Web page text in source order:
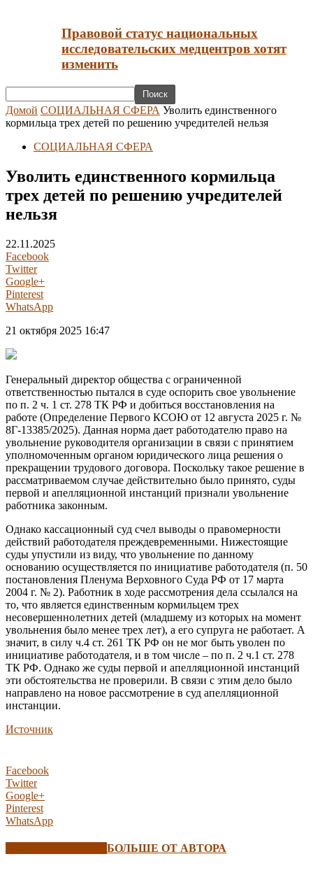
Правовой статус национальных
исследовательских медцентров хотят
изменить
Домой СОЦИАЛЬНАЯ СФЕРА Уволить единственного
кормильца трех детей по решению учредителей нельзя
СОЦИАЛЬНАЯ СФЕРА
Уволить единственного кормильца
трех детей по решению учредителей
нельзя
22.11.2025
Facebook
Twitter
Google+
Pinterest
WhatsApp
21 октября 2025 16:47
Генеральный директор общества с ограниченной
ответственностью пытался в суде оспорить свое увольнение
по п. 2 ч. 1 ст. 278 ТК РФ и добиться восстановления на
работе (Определение Первого КСОЮ от 12 августа 2025 г. №
8Г-13385/2025). Данная норма дает работодателю право на
увольнение руководителя организации в связи с принятием
уполномоченным органом юридического лица решения о
прекращении трудового договора. Поскольку такое решение в
рассматриваемом случае действительно было принято, суды
первой и апелляционной инстанций признали увольнение
работника законным.
Однако кассационный суд счел выводы о правомерности
действий работодателя преждевременными. Нижестоящие
суды упустили из виду, что увольнение по данному
основанию осуществляется по инициативе работодателя (п. 50
постановления Пленума Верховного Суда РФ от 17 марта
2004 г. № 2). Работник в ходе рассмотрения дела ссылался на
то, что является единственным кормильцем трех
несовершеннолетних детей (младшему из которых на момент
увольнения было менее трех лет), а его супруга не работает. А
значит, в силу ч.4 ст. 261 ТК РФ он не мог быть уволен по
инициативе работодателя, и в том числе – по п. 2 ч.1 ст. 278
ТК РФ. Однако же суды первой и апелляционной инстанций
эти обстоятельства не проверили. В связи с этим дело было
направлено на новое рассмотрение в суд апелляционной
инстанции.
Источник
Facebook
Twitter
Google+
Pinterest
WhatsApp
БОЛЬШЕ ОТ АВТОРА